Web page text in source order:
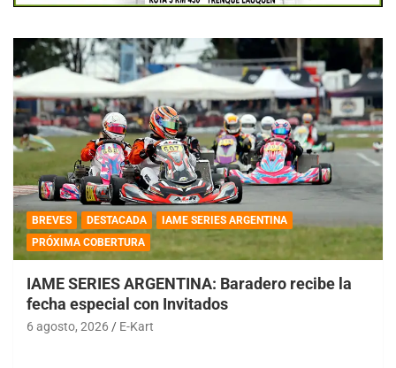
BREVES DESTACADA
IAME SERIES ARGENTINA
PRÓXIMA COBERTURA
IAME SERIES ARGENTINA: Baradero recibe la
fecha especial con Invitados
6 agosto, 2026 E-Kart